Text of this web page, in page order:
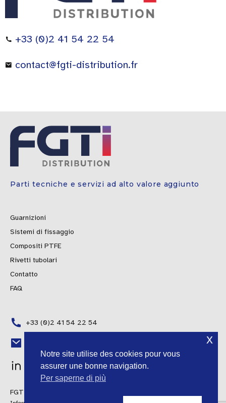
+33 (0)2 41 54 22 54
contact@fgti-distribution.fr
Parti tecniche e servizi ad alto valore aggiunto
FGTI Distribuzione © 2024 Tutti i diritti riservati
Guarnizioni
Sistemi di fissaggio
Compositi PTFE
Rivetti tubolari
Contatto
FAQ
+33 (0)2 41 54 22 54
Portuguese
Notre site utilise des cookies pour vous
assurer une bonne navigation.
Per saperne di più
x